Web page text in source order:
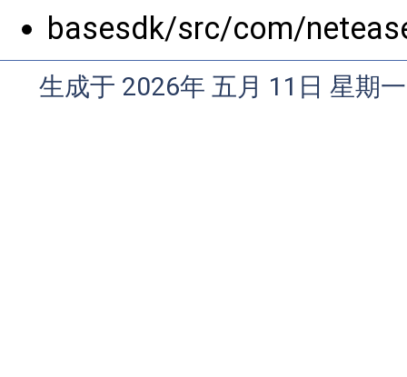
basesdk/src/com/
生成于 2026年 五月 11日 星期